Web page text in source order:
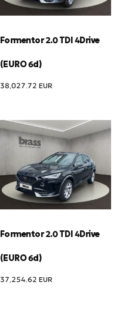
Formentor 2.0 TDI 4Drive
(EURO 6d)
38,027.72 EUR
Formentor 2.0 TDI 4Drive
(EURO 6d)
37,254.62 EUR